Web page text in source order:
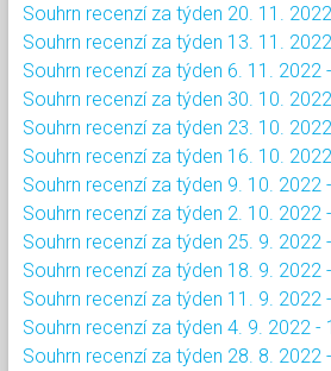
Souhrn recenzí za týden 20. 11. 2022
Souhrn recenzí za týden 13. 11. 2022
Souhrn recenzí za týden 6. 11. 2022 -
Souhrn recenzí za týden 30. 10. 2022
Souhrn recenzí za týden 23. 10. 2022
Souhrn recenzí za týden 16. 10. 2022
Souhrn recenzí za týden 9. 10. 2022 -
Souhrn recenzí za týden 2. 10. 2022 -
Souhrn recenzí za týden 25. 9. 2022 -
Souhrn recenzí za týden 18. 9. 2022 -
Souhrn recenzí za týden 11. 9. 2022 -
Souhrn recenzí za týden 4. 9. 2022 -
Souhrn recenzí za týden 28. 8. 2022 -